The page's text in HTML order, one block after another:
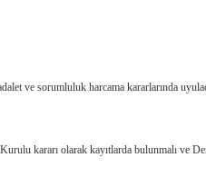
ve sorumluluk harcama kararlarında
kararı olarak kayıtlarda bulunmalı ve